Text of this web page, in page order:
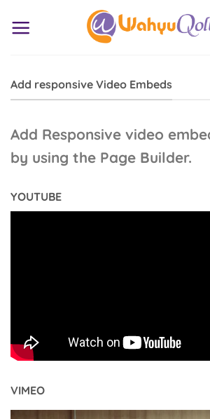
Add responsive Video Embeds
Add Responsive video
by using the Page Builder.
YOUTUBE
VIMEO